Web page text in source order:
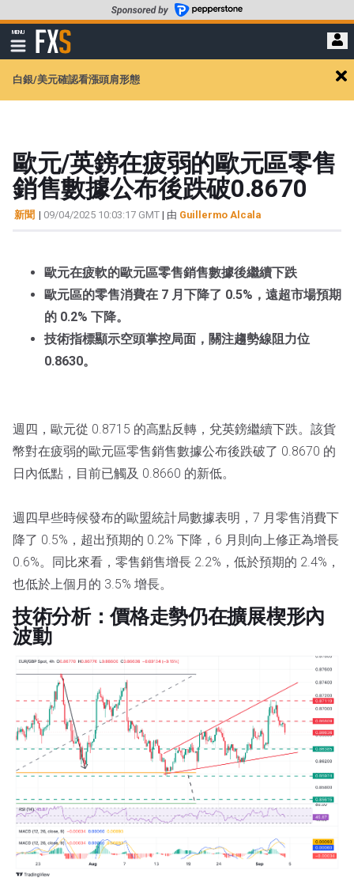
至
要
MENU
顯
示
航
FXStreet
白銀/美元確認看漲頭肩形態
歐元/英鎊在疲弱的歐元區零售
銷售數據公布後跌破0.8670
新聞 | 09/04/2025 10:03:17 GMT | 由 Guillermo Alcala
歐元在疲軟的歐元區零售銷售數據後繼續下跌
歐元區的零售消費在 7 月下降了 0.5%，遠超市場預期
的 0.2% 下降。
技術指標顯示空頭掌控局面，關注趨勢線阻力位
0.8630。
週四，歐元從 0.8715 的高點反轉，兌英鎊繼續下跌。該貨
幣對在疲弱的歐元區零售銷售數據公布後跌破了 0.8670 的
日內低點，目前已觸及 0.8660 的新低。
週四早些時候發布的歐盟統計局數據表明，7 月零售消費下
降了 0.5%，超出預期的 0.2% 下降，6 月則向上修正為增長
0.6%。同比來看，零售銷售增長 2.2%，低於預期的 2.4%，
也低於上個月的 3.5% 增長。
技術分析：價格走勢仍在擴展楔形內
波動